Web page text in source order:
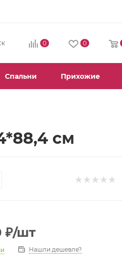
0 0
Спальни Прихожие
см
₽/шт
Нашли дешевле?